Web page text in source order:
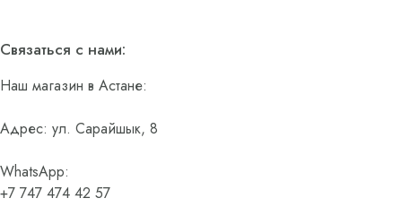
Связаться с нами:
Наш магазин в Астане:
Адрес: ул. Сарайшык, 8
WhatsApp:
+7 747 474 42 57